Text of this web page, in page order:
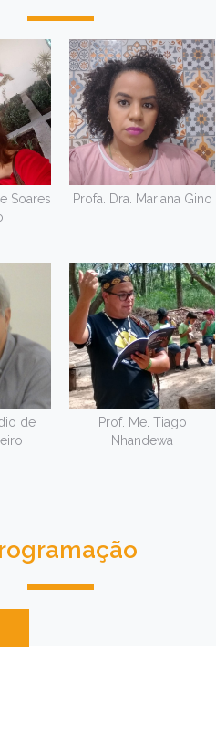
Soares
Profa. Dra. Mariana Gino
de
Prof. Me. Tiago
Nhandewa